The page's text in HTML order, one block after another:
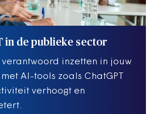
in de publieke sector
inzetten in jouw
AI-tools zoals ChatGPT
verhoogt en